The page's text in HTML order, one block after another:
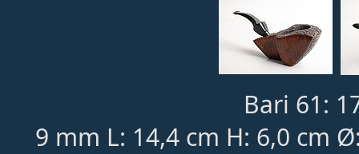
Bari 61:
9 mm L: 14,4 cm H: 6,0 cm